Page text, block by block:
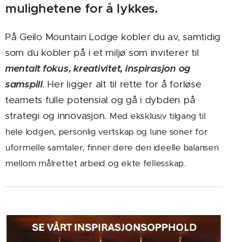
mulighetene for å lykkes.
På Geilo Mountain Lodge kobler du av, samtidig
som du kobler på i et miljø som inviterer til
mentalt fokus, kreativitet, inspirasjon og
samspill. Her ligger alt til rette for å forløse
teamets fulle potensial og gå i dybden på
strategi og innovasjon. Med eksklusiv tilgang til
hele lodgen, personlig vertskap og lune soner for
uformelle samtaler, finner dere den ideelle balansen
mellom målrettet arbeid og ekte fellesskap.